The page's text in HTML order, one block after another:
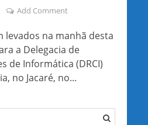
Add Comment
levados na manhã desta
a Delegacia de
de Informática (DRCI)
no Jacaré, no...